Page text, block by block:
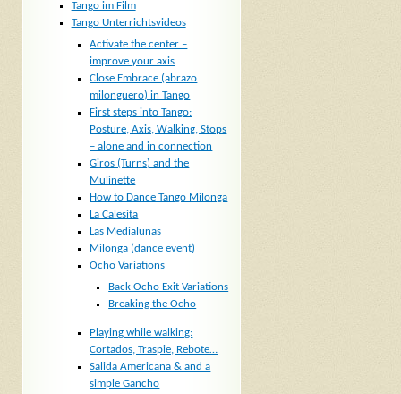
Tango im Film
Tango Unterrichtsvideos
Activate the center –
improve your axis
Close Embrace (abrazo
milonguero) in Tango
First steps into Tango:
Posture, Axis, Walking, Stops
– alone and in connection
Giros (Turns) and the
Mulinette
How to Dance Tango Milonga
La Calesita
Las Medialunas
Milonga (dance event)
Ocho Variations
Back Ocho Exit Variations
Breaking the Ocho
Playing while walking:
Cortados, Traspie, Rebote…
Salida Americana & and a
simple Gancho